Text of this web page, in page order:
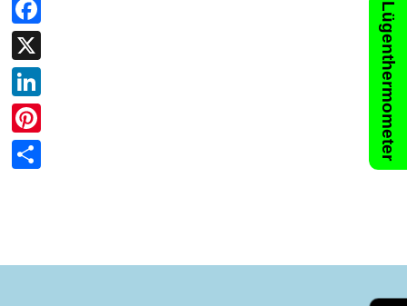
Lügenthermometer
Facebook
X
LinkedIn
Pinterest